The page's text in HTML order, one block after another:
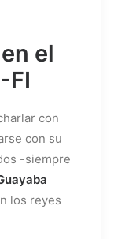
el
FI
con
con su
-siempre
los reyes